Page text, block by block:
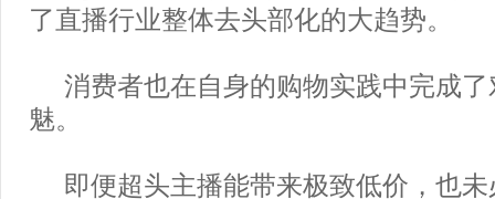
了直播行业整体去头部化的大趋势。
消费者也在自身的购物实践中完成
魅。
即便超头主播能带来极致低价，也